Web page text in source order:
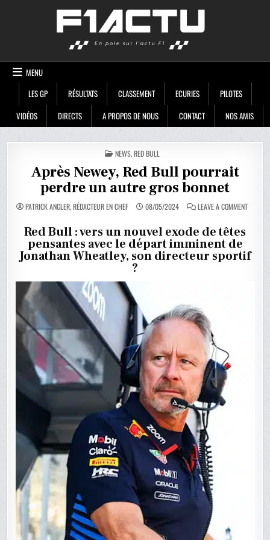
MENU
LES GP
RÉSULTATS CLASSEMENT ECURIES
PILOTES
VIDÉOS
DIRECTS A PROPOS DE NOUS CONTACT NOS AMIS
POSTED
IN
NEWS,RED BULL
Après Newey, Red Bull pourrait
perdre un autre gros bonnet
PATRICK ANGLER, RÉDACTEUR EN CHEF 08/05/2024 LEAVE A COMMENTON
PERDRE
UN
Red Bull : vers un nouvel exode de têtes
pensantes avec le départ imminent de
Jonathan Wheatley, son directeur sportif
?